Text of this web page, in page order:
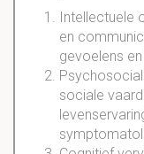
Intellectuele
en
gevoelens
sociale